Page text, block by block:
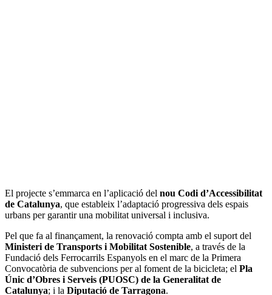
El projecte s’emmarca en l’aplicació del nou Codi d’Accessibilitat
de Catalunya, que estableix l’adaptació progressiva dels espais
urbans per garantir una mobilitat universal i inclusiva.
Pel que fa al finançament, la renovació compta amb el suport del
Ministeri de Transports i Mobilitat Sostenible, a través de la
Fundació dels Ferrocarrils Espanyols en el marc de la Primera
Convocatòria de subvencions per al foment de la bicicleta; el Pla
Únic d’Obres i Serveis (PUOSC) de la Generalitat de
Catalunya; i la Diputació de Tarragona.